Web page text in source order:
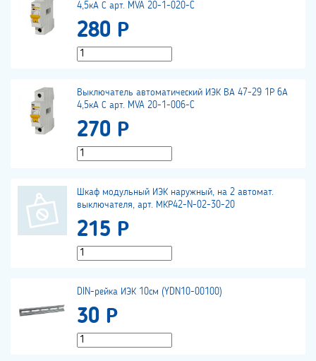
4,5кА С арт. MVA 20-1-020-C
280 Р
Выключатель автоматический ИЭК ВА 47-29 1Р 6А
4,5кА С арт. MVA 20-1-006-C
270 Р
Шкаф модульный ИЭК наружный, на 2 автомат.
выключателя, арт. МКР42-N-02-30-20
215 Р
DIN-рейка ИЭК 10см (YDN10-00100)
30 Р